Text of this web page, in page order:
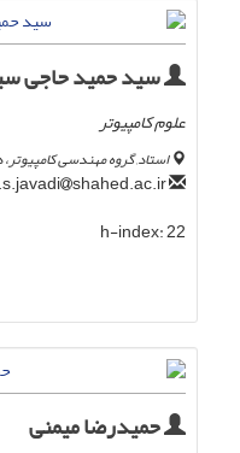
سید حمید حاجی
علوم کامپیوتر
استاد, گروه مهندسی
shahed.ac.ir
h-index:22
حمیدرضا میمنی